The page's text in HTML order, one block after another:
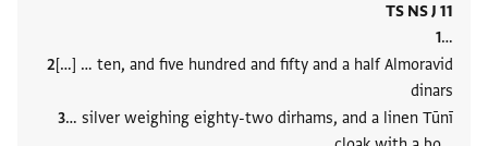
TS NS J 11
…
[…] … ten, and five hundred and fifty and a half Almoravid
dinars
… silver weighing eighty-two dirhams, and a linen Tūnī